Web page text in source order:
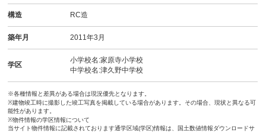
構造 RC造
築年月 2011年3月
学区
小学校名:家原寺小学校
中学校名:津久野中学校
※各種情報と差異がある場合は現況優先となります。
※建物竣工時に撮影した竣工写真を掲載している場合があります。その場合、現状と異なる可
能性があります。
※物件情報の学区情報について
当サイト物件情報に記載されております通学区域(学区)情報は、国土数値情報ダウンロードサ